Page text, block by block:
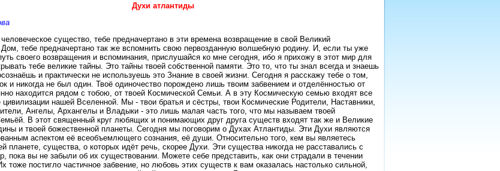
Духи атлантиды
существо, тебе предначертано в эти времена возвращение в свой Великий
тебе предначертано так же вспомнить свою первозданную волшебную родину. И, если ты уже
своего возвращения и вспоминания, прислушайся ко мне сегодня, ибо я прихожу в этот мир для
тебе великие тайны. Это тайны твоей собственной памяти. Это то, что ты знал всегда и знаешь
и практически не используешь это Знание в своей жизни. Сегодня я расскажу тебе о том,
и никогда не был один. Твоё одиночество порождено лишь твоим забвением и отделённостью от
находится рядом с тобою, от твоей Космической Семьи. А в эту Космическую семью входят все
нашей Вселенной. Мы - твои братья и сёстры, твои Космические Родители, Наставники,
Ангелы, Архангелы и Владыки - это лишь малая часть того, что мы называем твоей
В этот священный круг любящих и понимающих друг друга существ входят так же и Великие
и твоей божественной планеты. Сегодня мы поговорим о Духах Атлантиды. Эти Духи являются
аспектом её всеобъемлющего сознания, её души. Относительно того, кем вы являетесь
планете, существа, о которых идёт речь, скорее Духи. Эти существа никогда не расставались с
пока вы не забыли об их существовании. Можете себе представить, как они страдали в течении
тоже постигло частичное забвение, но любовь этих существ к вам оказалась настолько сильной,